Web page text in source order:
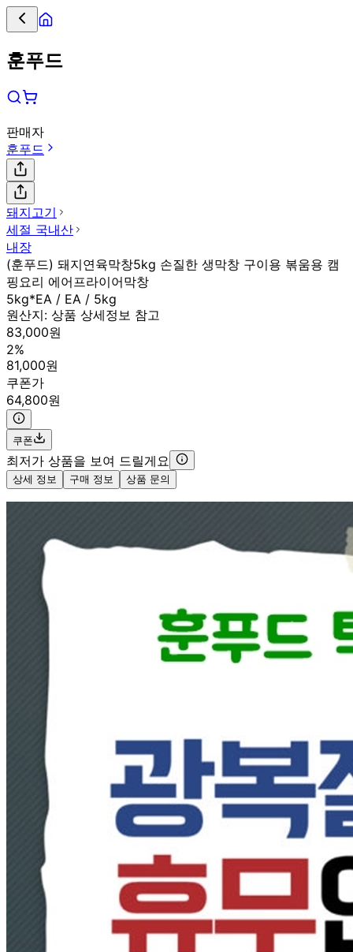
훈푸드
판매자
훈푸드
돼지고기
세절 국내산
내장
(훈푸드) 돼지연육막창5kg 손질한 생막창 구이용 볶움용 캠
핑요리 에어프라이어막창
5kg*EA / EA / 5kg
원산지: 상품 상세정보 참고
83,000원
2%
81,000원
쿠폰가
64,800원
쿠폰
최저가 상품을 보여 드릴게요
상세 정보 구매 정보 상품 문의